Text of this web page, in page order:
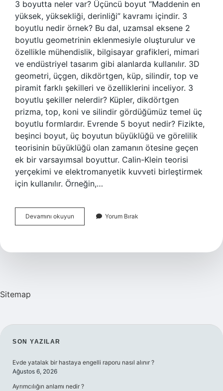
3 boyutta neler var? Üçüncü boyut “Maddenin en
yüksek, yüksekliği, derinliği” kavramı içindir. 3
boyutlu nedir örnek? Bu dal, uzamsal eksene 2
boyutlu geometrinin eklenmesiyle oluşturulur ve
özellikle mühendislik, bilgisayar grafikleri, mimari
ve endüstriyel tasarım gibi alanlarda kullanılır. 3D
geometri, üçgen, dikdörtgen, küp, silindir, top ve
piramit farklı şekilleri ve özelliklerini inceliyor. 3
boyutlu şekiller nelerdir? Küpler, dikdörtgen
prizma, top, koni ve silindir gördüğümüz temel üç
boyutlu formlardır. Evrende 5 boyut nedir? Fizikte,
beşinci boyut, üç boyutun büyüklüğü ve görelilik
teorisinin büyüklüğü olan zamanın ötesine geçen
ek bir varsayımsal boyuttur. Calin-Klein teorisi
yerçekimi ve elektromanyetik kuvveti birleştirmek
için kullanılır. Örneğin,…
Devamını okuyun
Boyut
Yorum Bırak
Sitemap
SIDEBAR
SON YAZILAR
Evde yatalak bir hastaya engelli raporu nasıl alınır ?
Ağustos 6, 2026
Ayrımcılığın anlamı nedir ?